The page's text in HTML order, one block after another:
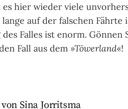
hier wieder viele
auf der falschen Fährte
Falles ist enorm. Gönnen
Fall aus dem »Töwerland«!
Sina Jorritsma